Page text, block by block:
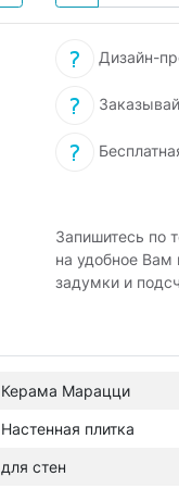
Дизайн-
Запишитесь по
на удобное Вам
задумки и
Керама Марацци
Настенная плитка
для стен